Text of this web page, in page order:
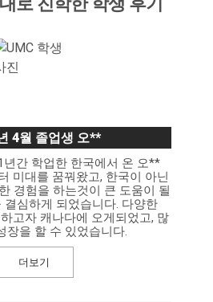
4월 졸업생 오**
년간 학업한 한국에서 온 오**
미대를 꿈꿔왔고, 한국이 아닌
경험을 하는것이 큰 도움이 될
결심하게 되었습니다. 다양한
고자 캐나다에 오게되었고, 많
장을 할 수 있었습니다.
더보기